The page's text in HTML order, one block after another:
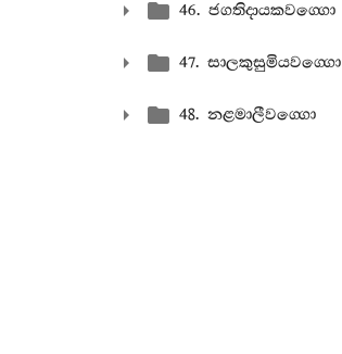
46. ජගතිදායකවග‍්ගො
47. සාලකුසුමියවග‍්ගො
48. නළමාලීවග‍්ගො